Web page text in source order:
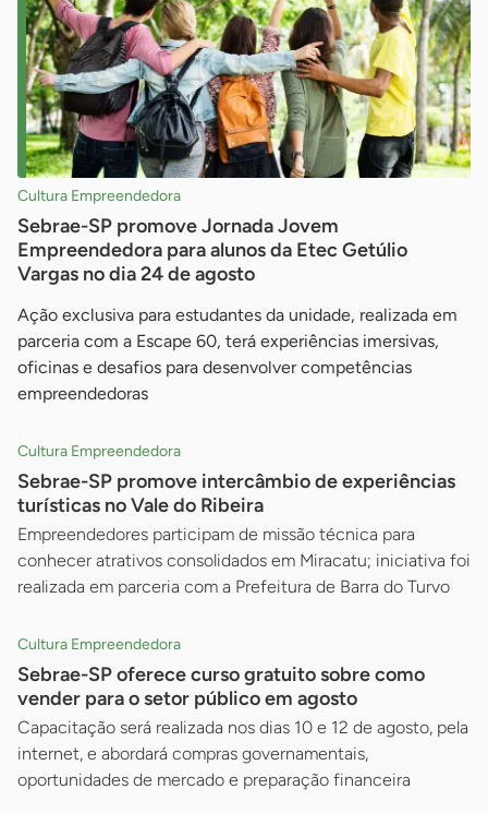
Cultura Empreendedora
Sebrae-SP promove Jornada Jovem
Empreendedora para alunos da Etec Getúlio
Vargas no dia 24 de agosto
Ação exclusiva para estudantes da unidade, realizada em
parceria com a Escape 60, terá experiências imersivas,
oficinas e desafios para desenvolver competências
empreendedoras
Cultura Empreendedora
Sebrae-SP promove intercâmbio de experiências
turísticas no Vale do Ribeira
Empreendedores participam de missão técnica para
conhecer atrativos consolidados em Miracatu; iniciativa foi
realizada em parceria com a Prefeitura de Barra do Turvo
Cultura Empreendedora
Sebrae-SP oferece curso gratuito sobre como
vender para o setor público em agosto
Capacitação será realizada nos dias 10 e 12 de agosto, pela
internet, e abordará compras governamentais,
oportunidades de mercado e preparação financeira